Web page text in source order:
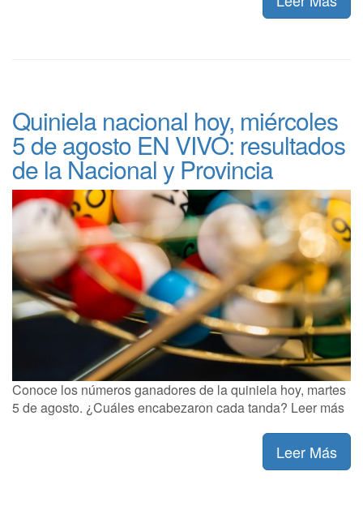
Quiniela nacional hoy, miércoles
5 de agosto EN VIVO: resultados
de la Nacional y Provincia
Conoce los números ganadores de la quiniela hoy, martes
5 de agosto. ¿Cuáles encabezaron cada tanda? Leer más
Leer Más